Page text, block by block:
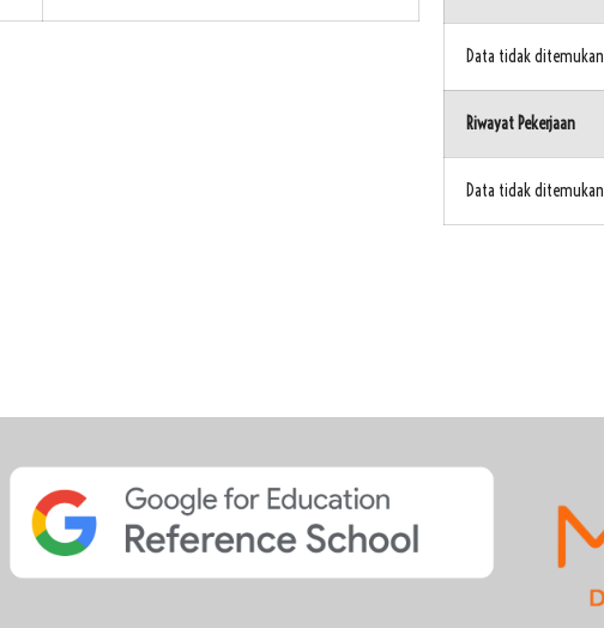
Data tidak ditemukan
Riwayat Pekerjaan
Data tidak ditemukan